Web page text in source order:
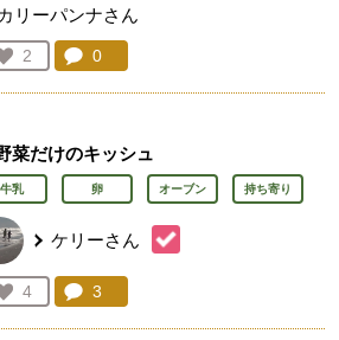
カリーパンナさん
お気に入り登録：
2
人が登録
コメント：
0
菜だけのキッシュ
牛乳 卵 オーブン 持ち寄り
ケリーさん
お気に入り登録：
4
人が登録
コメント：
3